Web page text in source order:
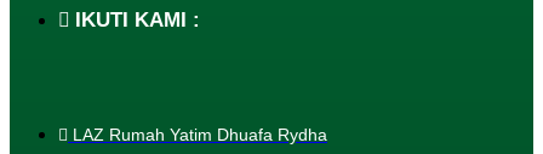
IKUTI KAMI :
LAZ Rumah Yatim Dhuafa Rydha